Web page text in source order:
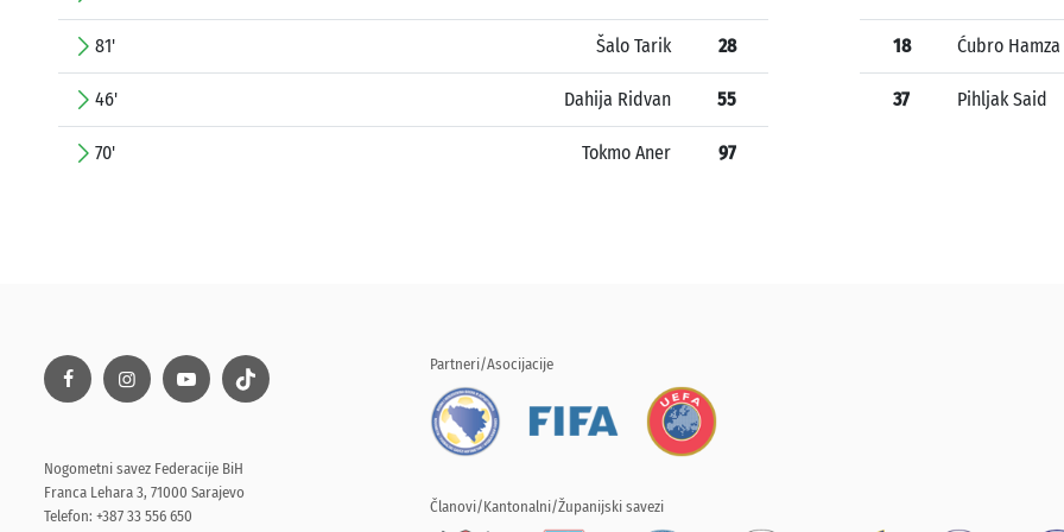
81' Šalo Tarik 28
46' Dahija Ridvan 55
70' Tokmo Aner 97
18 Ćubro Hamza
37 Pihljak Said
Nogometni savez Federacije BiH
Franca Lehara 3, 71000 Sarajevo
Telefon: +387 33 556 650
Partneri/Asocijacije
Članovi/Kantonalni/Županijski savezi